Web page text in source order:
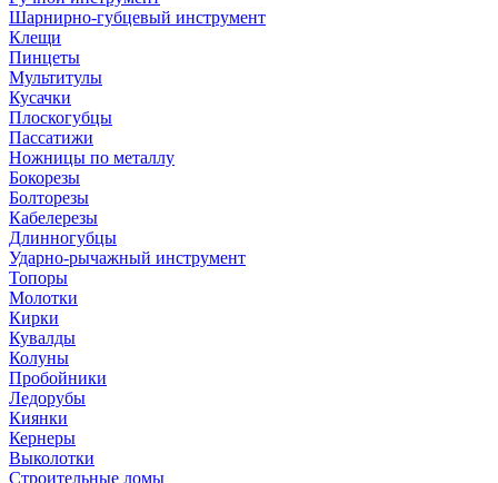
Шарнирно-губцевый инструмент
Клещи
Пинцеты
Мультитулы
Кусачки
Плоскогубцы
Пассатижи
Ножницы по металлу
Бокорезы
Болторезы
Кабелерезы
Длинногубцы
Ударно-рычажный инструмент
Топоры
Молотки
Кирки
Кувалды
Колуны
Пробойники
Ледорубы
Киянки
Кернеры
Выколотки
Строительные ломы